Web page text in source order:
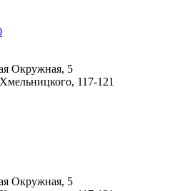
Окружная, 5
117-121
Окружная, 5